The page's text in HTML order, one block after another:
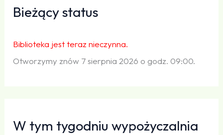
Bieżący status
Biblioteka jest teraz nieczynna.
Otworzymy znów 7 sierpnia 2026 o godz. 09:00.
W tym tygodniu wypożyczalnia